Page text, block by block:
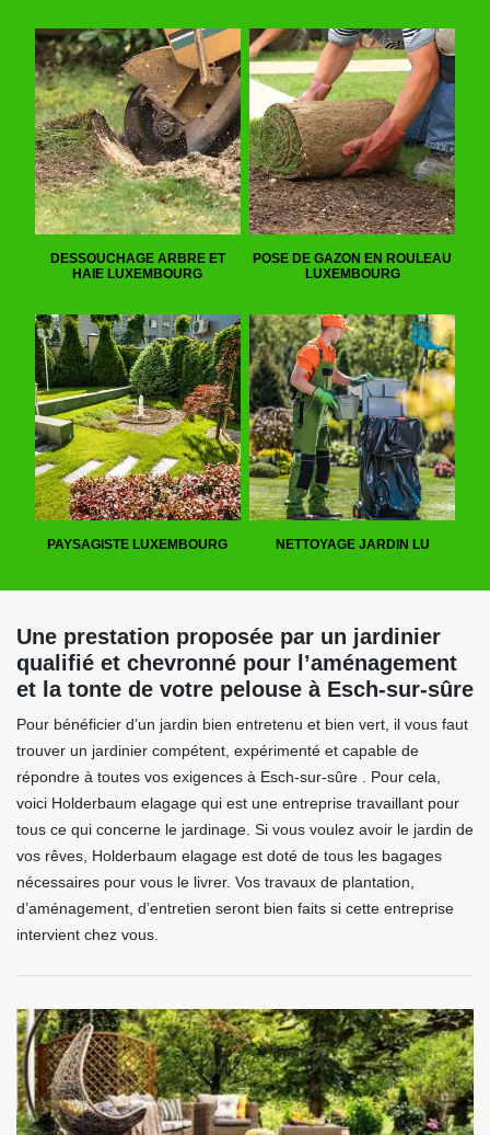
DESSOUCHAGE ARBRE ET
HAIE LUXEMBOURG
POSE DE GAZON EN ROULEAU
LUXEMBOURG
PAYSAGISTE LUXEMBOURG NETTOYAGE JARDIN LU
Une prestation proposée par un jardinier
qualifié et chevronné pour l’aménagement
et la tonte de votre pelouse à Esch-sur-sûre
Pour bénéficier d’un jardin bien entretenu et bien vert, il vous faut
trouver un jardinier compétent, expérimenté et capable de
répondre à toutes vos exigences à Esch-sur-sûre . Pour cela,
voici Holderbaum elagage qui est une entreprise travaillant pour
tous ce qui concerne le jardinage. Si vous voulez avoir le jardin de
vos rêves, Holderbaum elagage est doté de tous les bagages
nécessaires pour vous le livrer. Vos travaux de plantation,
d’aménagement, d’entretien seront bien faits si cette entreprise
intervient chez vous.